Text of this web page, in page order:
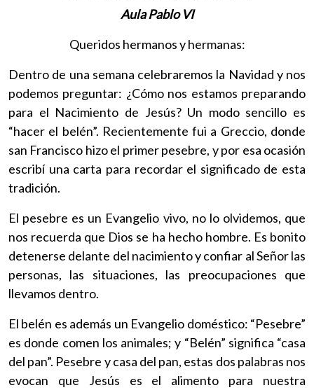
Aula Pablo VI
Queridos hermanos y hermanas:
Dentro de una semana celebraremos la Navidad y nos
podemos preguntar: ¿Cómo nos estamos preparando
para el Nacimiento de Jesús? Un modo sencillo es
“hacer el belén”. Recientemente fui a Greccio, donde
san Francisco hizo el primer pesebre, y por esa ocasión
escribí una carta para recordar el significado de esta
tradición.
El pesebre es un Evangelio vivo, no lo olvidemos, que
nos recuerda que Dios se ha hecho hombre. Es bonito
detenerse delante del nacimiento y confiar al Señor las
personas, las situaciones, las preocupaciones que
llevamos dentro.
El belén es además un Evangelio doméstico: “Pesebre”
es donde comen los animales; y “Belén” significa “casa
del pan”. Pesebre y casa del pan, estas dos palabras nos
evocan que Jesús es el alimento para nuestra